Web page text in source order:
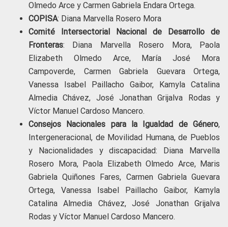
Olmedo Arce y Carmen Gabriela Endara Ortega.
COPISA: Diana Marvella Rosero Mora
Comité Intersectorial Nacional de Desarrollo de
Fronteras: Diana Marvella Rosero Mora, Paola
Elizabeth Olmedo Arce, María José Mora
Campoverde, Carmen Gabriela Guevara Ortega,
Vanessa Isabel Paillacho Gaibor, Kamyla Catalina
Almedia Chávez, José Jonathan Grijalva Rodas y
Víctor Manuel Cardoso Mancero.
Consejos Nacionales para la Igualdad de Género,
Intergeneracional, de Movilidad Humana, de Pueblos
y Nacionalidades y discapacidad: Diana Marvella
Rosero Mora, Paola Elizabeth Olmedo Arce, Maris
Gabriela Quiñones Fares, Carmen Gabriela Guevara
Ortega, Vanessa Isabel Paillacho Gaibor, Kamyla
Catalina Almedia Chávez, José Jonathan Grijalva
Rodas y Víctor Manuel Cardoso Mancero.